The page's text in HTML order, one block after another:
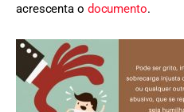
acrescenta o documento.